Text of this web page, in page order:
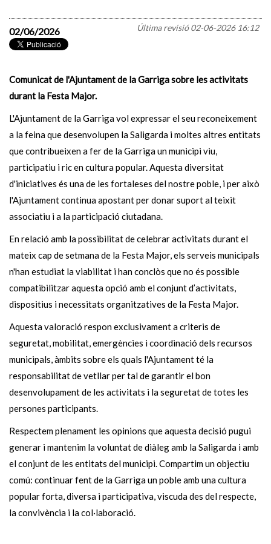
Última revisió02-06-2026 16:12
02/06/2026
Comunicat de l'Ajuntament de la Garriga sobre les activitats
durant la Festa Major.
L'Ajuntament de la Garriga vol expressar el seu reconeixement
a la feina que desenvolupen la Saligarda i moltes altres entitats
que contribueixen a fer de la Garriga un municipi viu,
participatiu i ric en cultura popular. Aquesta diversitat
d'iniciatives és una de les fortaleses del nostre poble, i per això
l'Ajuntament continua apostant per donar suport al teixit
associatiu i a la participació ciutadana.
En relació amb la possibilitat de celebrar activitats durant el
mateix cap de setmana de la Festa Major, els serveis municipals
n'han estudiat la viabilitat i han conclòs que no és possible
compatibilitzar aquesta opció amb el conjunt d’activitats,
dispositius i necessitats organitzatives de la Festa Major.
Aquesta valoració respon exclusivament a criteris de
seguretat, mobilitat, emergències i coordinació dels recursos
municipals, àmbits sobre els quals l'Ajuntament té la
responsabilitat de vetllar per tal de garantir el bon
desenvolupament de les activitats i la seguretat de totes les
persones participants.
Respectem plenament les opinions que aquesta decisió pugui
generar i mantenim la voluntat de diàleg amb la Saligarda i amb
el conjunt de les entitats del municipi. Compartim un objectiu
comú: continuar fent de la Garriga un poble amb una cultura
popular forta, diversa i participativa, viscuda des del respecte,
la convivència i la col·laboració.